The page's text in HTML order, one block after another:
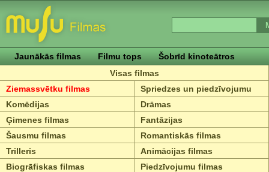
Jaunākās filmas Filmu tops
Šobrīd kinoteātros
Visas filmas
Ziemassvētku filmas
Spriedzes un piedzīvojumu
Komēdijas
Drāmas
Ģimenes filmas
Fantāzijas
Šausmu filmas
Romantiskās filmas
Trilleris
Animācijas filmas
Biogrāfiskas filmas
Piedzīvojumu filmas